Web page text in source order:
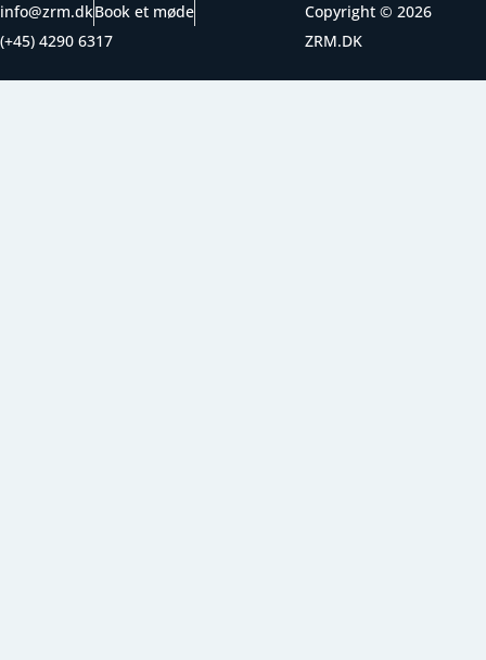
info@zrm.dkBook et møde
(+45) 4290 6317
Copyright © 2026
ZRM.DK